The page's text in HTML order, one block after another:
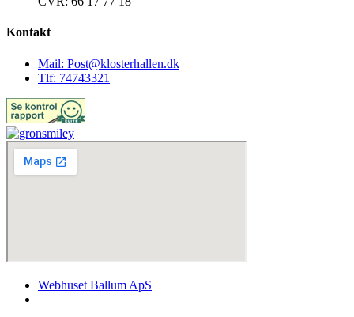
Kontakt
Mail: Post@klosterhallen.dk
Tlf: 74743321
Webhuset Ballum ApS